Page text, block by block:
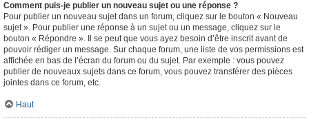
Comment puis-je publier un nouveau sujet ou une réponse ?
Pour publier un nouveau sujet dans un forum, cliquez sur le bouton « Nouveau
sujet ». Pour publier une réponse à un sujet ou un message, cliquez sur le
bouton « Répondre ». Il se peut que vous ayez besoin d’être inscrit avant de
pouvoir rédiger un message. Sur chaque forum, une liste de vos permissions est
affichée en bas de l’écran du forum ou du sujet. Par exemple : vous pouvez
publier de nouveaux sujets dans ce forum, vous pouvez transférer des pièces
jointes dans ce forum, etc.
Haut